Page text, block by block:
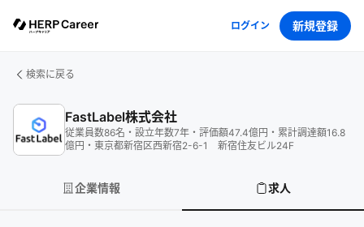
ログイン 新規登録
検索に戻る
FastLabel株式会社
従業員数86名 ・ 設立年数7年 ・ 評価額47.4億円 ・ 累計調達額16.8
億円 ・ 東京都新宿区西新宿2-6-1 新宿住友ビル24F
企業情報 求人